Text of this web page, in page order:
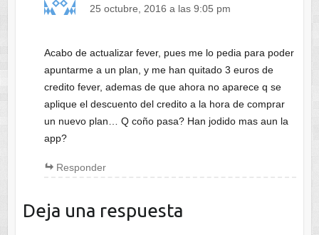
25 octubre, 2016 a las 9:05 pm
Acabo de actualizar fever, pues me lo pedia para poder
apuntarme a un plan, y me han quitado 3 euros de
credito fever, ademas de que ahora no aparece q se
aplique el descuento del credito a la hora de comprar
un nuevo plan… Q coño pasa? Han jodido mas aun la
app?
Responder
Deja una respuesta